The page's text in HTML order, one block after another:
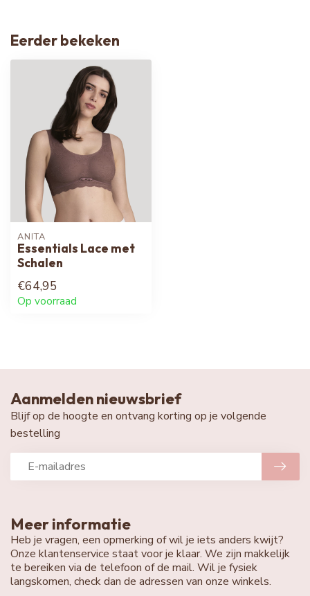
Eerder bekeken
ANITA
Essentials Lace met
Schalen
€64,95
Op voorraad
Meer informatie
Heb je vragen, een opmerking of wil je iets anders kwijt?
Onze klantenservice staat voor je klaar. We zijn makkelijk
te bereiken via de telefoon of de mail. Wil je fysiek
langskomen, check dan de adressen van onze winkels.
Aanmelden nieuwsbrief
Blijf op de hoogte en ontvang korting op je volgende
bestelling